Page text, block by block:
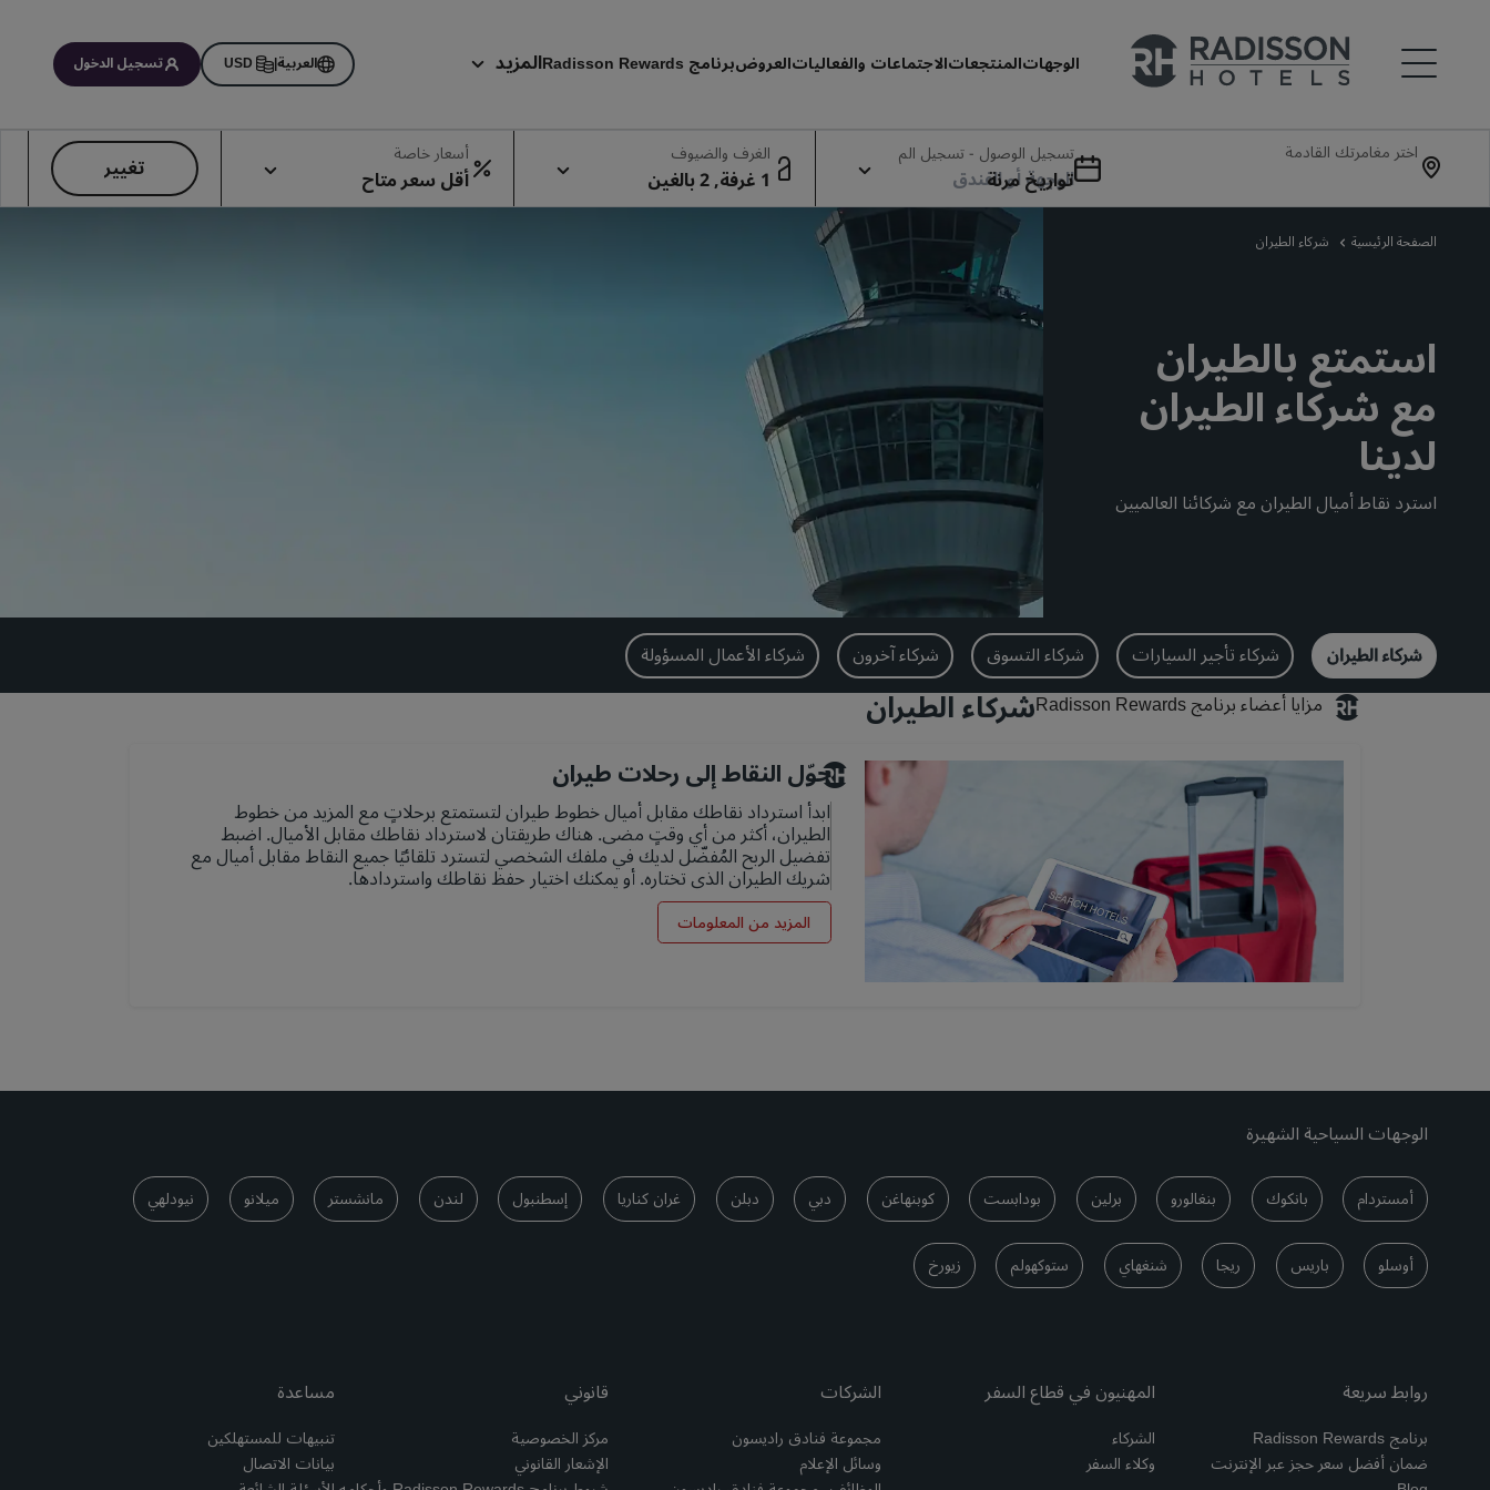
الوجهاتالمنتجعاتالاجتماعات والفعالياتالعروضبرنامج Radisson Rewards المزيد
حجوزاتي
العربية|
USD تسجيل الدخول
اختر مغامرتك القادمة تسجيل الوصول - تسجيل الم
غادرة
تواريخ مرنة
الغرف والضيوف
1 غرفة, 2 بالغين
أسعار خاصة
أقل سعر متاح تغيير
الصفحة الرئيسية شركاء الطيران
استمتع بالطيران
مع شركاء الطيران
لدينا
استرد نقاط أميال الطيران مع شركائنا العالميين
شركاء الطيران شركاء تأجير السيارات شركاء التسوق شركاء آخرون شركاء الأعمال المسؤولة
شركاء الطيران مزايا أعضاء برنامج Radisson Rewards
حوّل النقاط إلى رحلات طيران
ابدأ استرداد نقاطك مقابل أميال خطوط طيران لتستمتع برحلاتٍ مع المزيد من خطوط
الطيران، أكثر من أي وقتٍ مضى. هناك طريقتان لاسترداد نقاطك مقابل الأميال. اضبط
تفضيل الربح المُفضّل لديك في ملفك الشخصي لتسترد تلقائيًا جميع النقاط مقابل أميال مع
شريك الطيران الذي تختاره. أو يمكنك اختيار حفظ نقاطك واستردادها.
المزيد من المعلومات
الوجهات السياحية الشهيرة
أمستردام بانكوك بنغالورو برلين بودابست كوبنهاغن دبي دبلن غران كناريا إسطنبول لندن مانشستر ميلانو نيودلهي
أوسلو باريس ريجا شنغهاي ستوكهولم زيورخ
روابط سريعة
برنامج Radisson Rewards
ضمان أفضل سعر حجز عبر الإنترنت
المهنيون في قطاع السفر
الشركاء
وكلاء السفر
الشركات
مجموعة فنادق راديسون
وسائل الإعلام
قانوني
مركز الخصوصية
الإشعار القانوني
مساعدة
تنبيهات للمستهلكين
بيانات الاتصال